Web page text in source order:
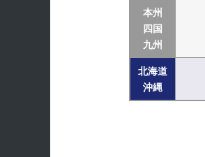
本州
四国
九州
北海道
沖縄